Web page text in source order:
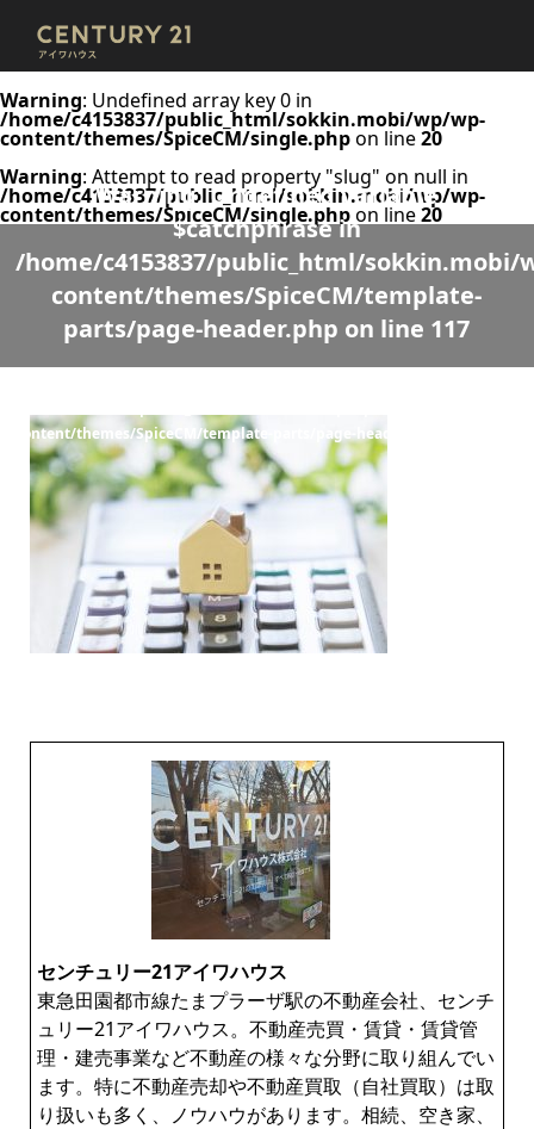
Warning: Undefined array key 0 in
/home/c4153837/public_html/sokkin.mobi/wp/wp-
content/themes/SpiceCM/single.phpon line20
Warning: Attempt to read property "slug" on null in
/home/c4153837/public_html/sokkin.mobi/wp/wp-
content/themes/SpiceCM/single.phpon line20
Warning: Undefined variable
$catchphrase in
/home/c4153837/public_html/sokkin.mobi/
content/themes/SpiceCM/template-
parts/page-header.php on line 117
content/themes/SpiceCM/template-parts/page-header.php
センチュリー21アイワハウス
東急田園都市線たまプラーザ駅の不動産会社、センチ
ュリー21アイワハウス。不動産売買・賃貸・賃貸管
理・建売事業など不動産の様々な分野に取り組んでい
ます。特に不動産売却や不動産買取（自社買取）は取
り扱いも多く、ノウハウがあります。相続、空き家、